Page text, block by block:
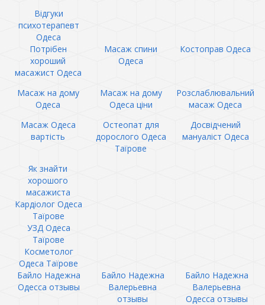
Відгуки
психотерапевт
Одеса
Потрібен
хороший
масажист Одеса
Масаж спини
Одеса
Костоправ Одеса
Масаж на дому
Одеса
Масаж на дому
Одеса ціни
Розслаблювальний
масаж Одеса
Масаж Одеса
вартість
Остеопат для
дорослого Одеса
Таїрове
Досвідчений
мануаліст Одеса
Як знайти
хорошого
масажиста
Кардіолог Одеса
Таїрове
УЗД Одеса
Таїрове
Косметолог
Одеса Таїрове
Байло Надежна
Одесса отзывы
Байло Надежна
Валерьевна
отзывы
Байло Надежна
Валерьевна
Одесса отзывы